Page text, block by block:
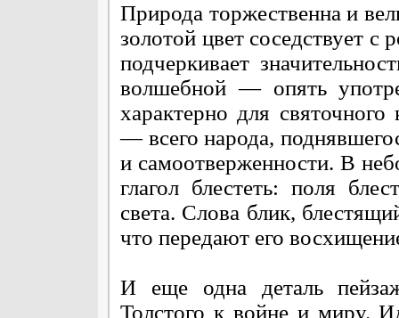
Природа торжественна и
золотой цвет соседствует
подчеркивает
волшебной — опять
характерно для
— всего народа,
и самоотверженности. В
глагол блестеть: поля
света. Слова блик,
что передают его
И еще одна деталь
Толстого к войне и миру.